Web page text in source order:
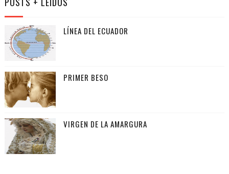
LÍNEA DEL ECUADOR
PRIMER BESO
VIRGEN DE LA AMARGURA